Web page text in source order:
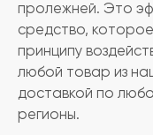
пролежней. Это
средство,
принципу
любой товар из
доставкой по
регионы.